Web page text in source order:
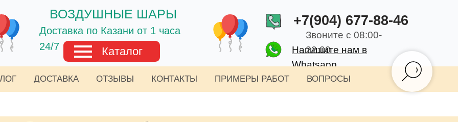
+7(904) 677-88-46
ВОЗДУШНЫЕ ШАРЫ
Доставка по Казани от 1 часа
24/7
Звоните с 08:00-
22:00
Напишите нам в
Whatsapp
Каталог
ДОСТАВКА ОТЗЫВЫ КОНТАКТЫ ПРИМЕРЫ РАБОТ ВОПРОСЫ